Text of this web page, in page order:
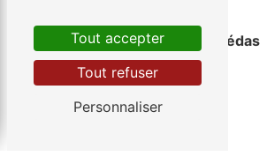
Saint-Jean-de-Védas
Tout accepter
Tout refuser
Personnaliser